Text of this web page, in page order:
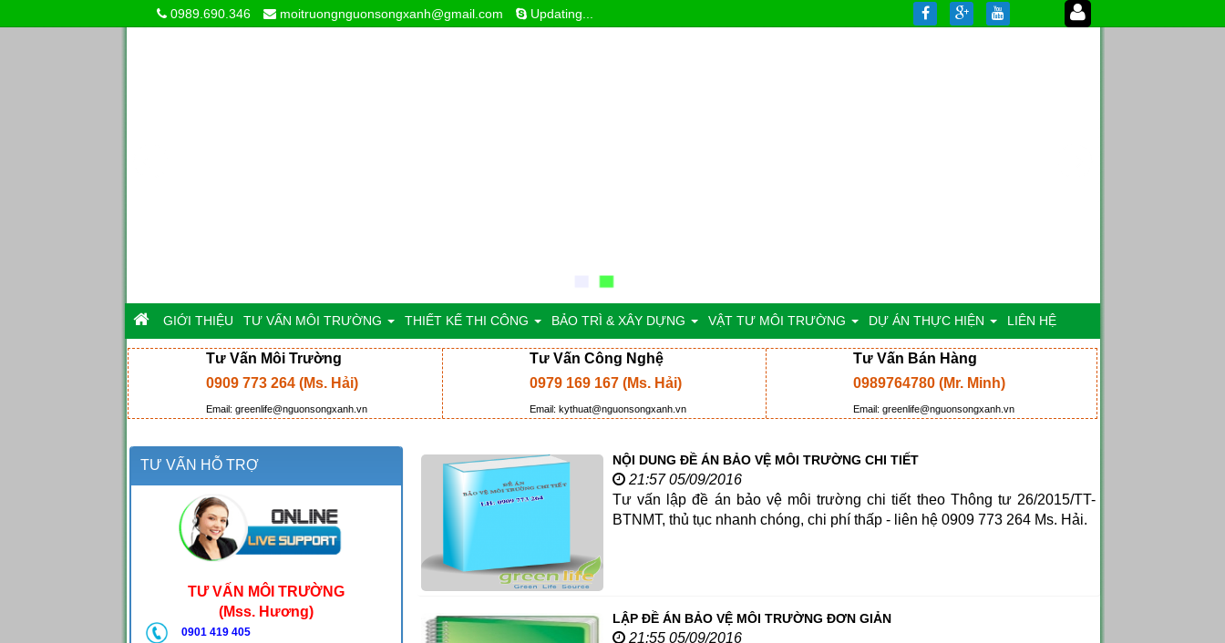
0989.690.346 moitruongnguonsongxanh@gmail.com Updating...
GIỚI THIỆU TƯ VẤN MÔI TRƯỜNG THIẾT KẾ THI CÔNG BẢO TRÌ & XÂY DỰNG VẬT TƯ MÔI TRƯỜNG DỰ ÁN THỰC HIỆN LIÊN HỆ
Tư Vấn Môi Trường
0909 773 264 (Ms. Hải)
Email: greenlife@nguonsongxanh.vn
Tư Vấn Công Nghệ
0979 169 167 (Ms. Hải)
Email: kythuat@nguonsongxanh.vn
Tư Vấn Bán Hàng
0989764780 (Mr. Minh)
Email: greenlife@nguonsongxanh.vn
NỘI DUNG ĐỀ ÁN BẢO VỆ MÔI TRƯỜNG CHI TIẾT
21:57 05/09/2016
Tư vấn lập đề án bảo vệ môi trường chi tiết theo Thông tư 26/2015/TT-
BTNMT, thủ tục nhanh chóng, chi phí thấp - liên hệ 0909 773 264 Ms. Hải.
LẬP ĐỀ ÁN BẢO VỆ MÔI TRƯỜNG ĐƠN GIẢN
21:55 05/09/2016
TƯ VẤN HỖ TRỢ
TƯ VẤN MÔI TRƯỜNG
(Mss. Hương)
0901 419 405